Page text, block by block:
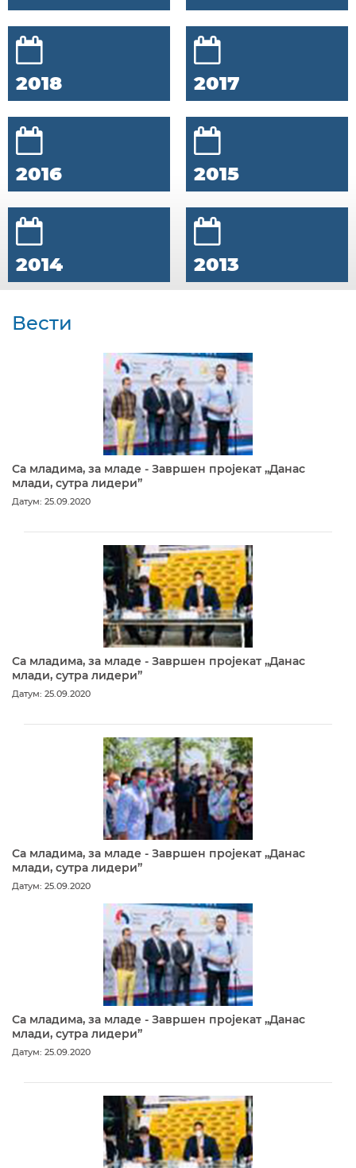
2018 2017
2016 2015
2014 2013
Вести
Са младима, за младе - Завршен пројекат „Данас
млади, сутра лидери”
Датум: 25.09.2020
Са младима, за младе - Завршен пројекат „Данас
млади, сутра лидери”
Датум: 25.09.2020
Са младима, за младе - Завршен пројекат „Данас
млади, сутра лидери”
Датум: 25.09.2020
Са младима, за младе - Завршен пројекат „Данас
млади, сутра лидери”
Датум: 25.09.2020